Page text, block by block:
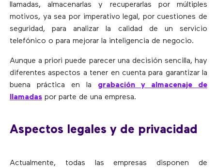
llamadas, almacenarlas y recuperarlas por múltiples
motivos, ya sea por imperativo legal, por cuestiones de
seguridad, para analizar la calidad de un servicio
telefónico o para mejorar la inteligencia de negocio.
Aunque a priori puede parecer una decisión sencilla, hay
diferentes aspectos a tener en cuenta para garantizar la
buena práctica en la grabación y almacenaje de
llamadas por parte de una empresa.
Aspectos legales y de privacidad
Actualmente, todas las empresas disponen de